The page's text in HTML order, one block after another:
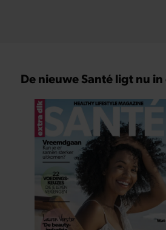
De nieuwe Santé ligt nu